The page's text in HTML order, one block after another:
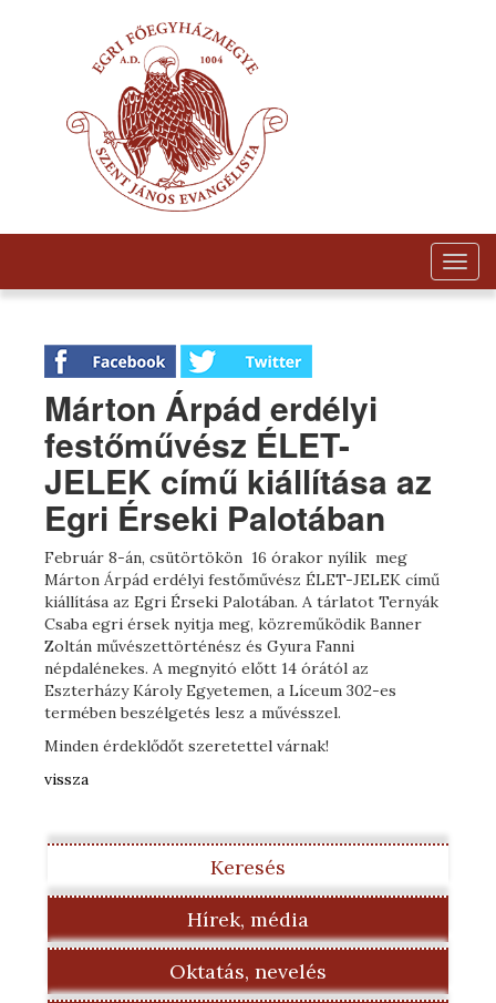
Márton Árpád erdélyi
festőművész ÉLET-
JELEK című kiállítása az
Egri Érseki Palotában
Február 8-án, csütörtökön 16 órakor nyílik meg
Márton Árpád erdélyi festőművész ÉLET-JELEK című
kiállítása az Egri Érseki Palotában. A tárlatot Ternyák
Csaba egri érsek nyitja meg, közreműködik Banner
Zoltán művészettörténész és Gyura Fanni
népdalénekes. A megnyitó előtt 14 órától az
Eszterházy Károly Egyetemen, a Líceum 302-es
termében beszélgetés lesz a művésszel.
Minden érdeklődőt szeretettel várnak!
vissza
Keresés
Hírek, média
Oktatás, nevelés